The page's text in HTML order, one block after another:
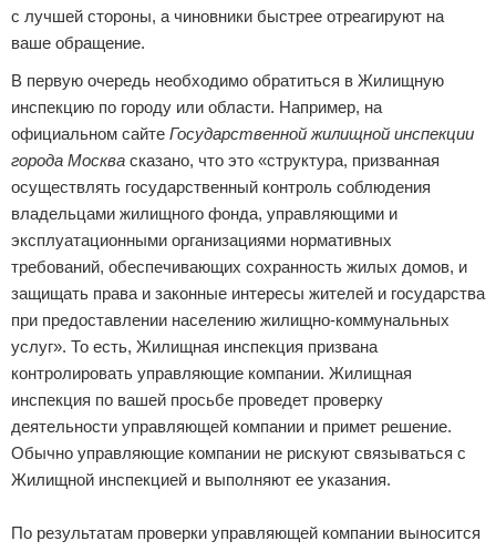
с лучшей стороны, а чиновники быстрее отреагируют на
ваше обращение.
В первую очередь необходимо обратиться в Жилищную
инспекцию по городу или области. Например, на
официальном сайте Государственной жилищной инспекции
города Москва сказано, что это «структура, призванная
осуществлять государственный контроль соблюдения
владельцами жилищного фонда, управляющими и
эксплуатационными организациями нормативных
требований, обеспечивающих сохранность жилых домов, и
защищать права и законные интересы жителей и государства
при предоставлении населению жилищно-коммунальных
услуг». То есть, Жилищная инспекция призвана
контролировать управляющие компании. Жилищная
инспекция по вашей просьбе проведет проверку
деятельности управляющей компании и примет решение.
Обычно управляющие компании не рискуют связываться с
Жилищной инспекцией и выполняют ее указания.
По результатам проверки управляющей компании выносится